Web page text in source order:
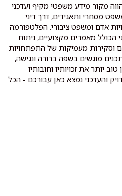
מקור מידע משפטי מקיף ועדכני
מסחרי ותאגידים, דרך דיני
אדם ומשפט ציבורי. הפלטפורמה
הכולל מאמרים מקצועיים, ניתוח
וסקירות מעמיקות של התפתחויות
מוגשים בשפה ברורה ונגישה,
יותר את זכויותיו וחובותיו
והעדכני נמצא כאן עבורכם - הכל